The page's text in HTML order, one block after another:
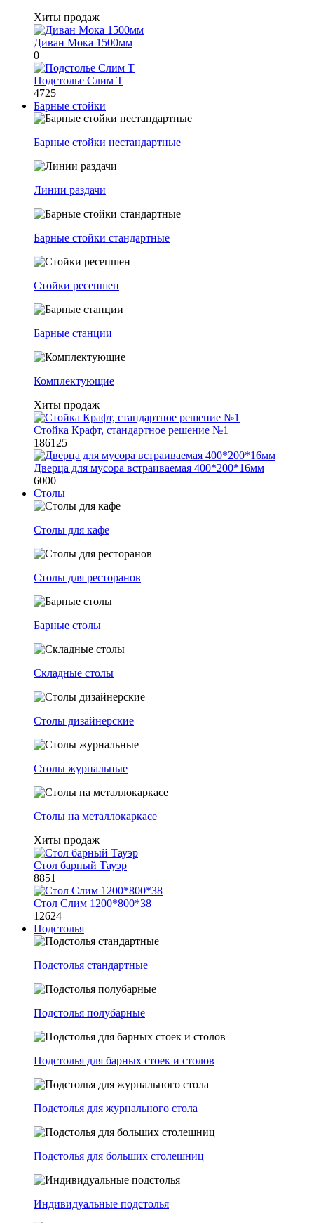
Хиты продаж
Диван Мока 1500мм
0
Подстолье Слим Т
4725
Барные стойки
Барные стойки нестандартные
Линии раздачи
Барные стойки стандартные
Стойки ресепшен
Барные станции
Комплектующие
Хиты продаж
Стойка Крафт, стандартное решение №1
186125
Дверца для мусора встраиваемая 400*200*16мм
6000
Столы
Столы для кафе
Столы для ресторанов
Барные столы
Складные столы
Столы дизайнерские
Столы журнальные
Столы на металлокаркасе
Хиты продаж
Стол барный Тауэр
8851
Стол Слим 1200*800*38
12624
Подстолья
Подстолья стандартные
Подстолья полубарные
Подстолья для барных стоек и столов
Подстолья для журнального стола
Подстолья для больших столешниц
Индивидуальные подстолья